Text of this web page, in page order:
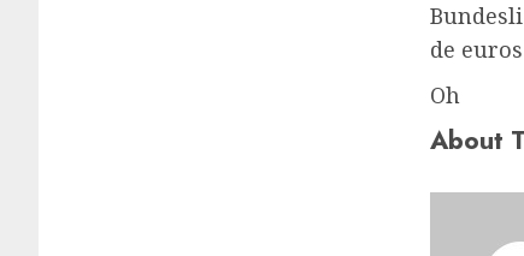
de
Oh
About